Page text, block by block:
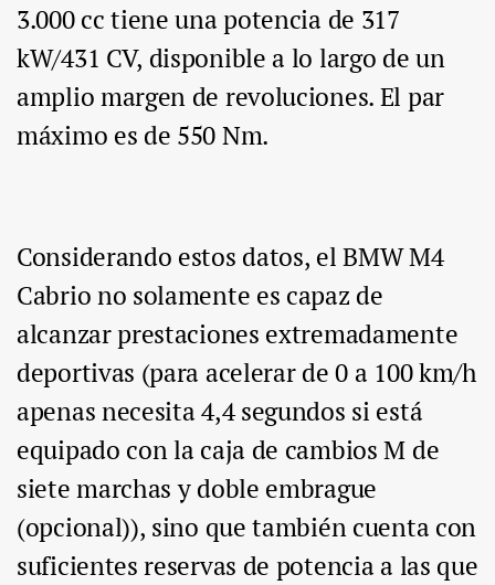
3.000 cc tiene una potencia de 317
kW/431 CV, disponible a lo largo de un
amplio margen de revoluciones. El par
máximo es de 550 Nm.
Considerando estos datos, el BMW M4
Cabrio no solamente es capaz de
alcanzar prestaciones extremadamente
deportivas (para acelerar de 0 a 100 km/h
apenas necesita 4,4 segundos si está
equipado con la caja de cambios M de
siete marchas y doble embrague
(opcional)), sino que también cuenta con
suficientes reservas de potencia a las que